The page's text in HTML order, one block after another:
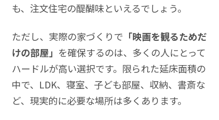
も、注文住宅の醍醐味といえるでしょう。
ただし、実際の家づくりで 「映画を観るためだ
けの部屋」 を確保するのは、多くの人にとって
ハードルが高い選択です。限られた延床面積の
中で、LDK、寝室、子ども部屋、収納、書斎な
ど、現実的に必要な場所は多くあります。